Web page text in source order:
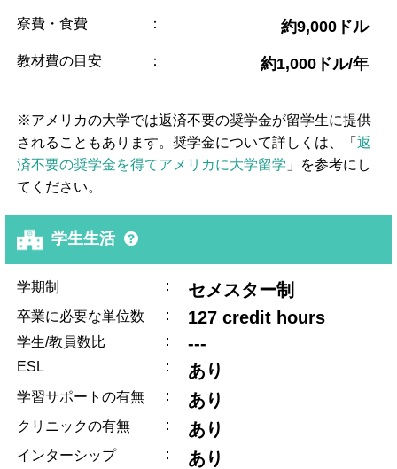
寮費・食費 ： 約9,000ドル
教材費の目安 ： 約1,000ドル/年
※アメリカの大学では返済不要の奨学金が留学生に提供
されることもあります。奨学金について詳しくは、「返
済不要の奨学金を得てアメリカに大学留学 」を参考にし
てください。
学生生活
学期制 : セメスター制
卒業に必要な単位数 : 127 credit hours
学生/教員数比 : ---
ESL : あり
学習サポートの有無 : あり
クリニックの有無 : あり
インターシップ : あり